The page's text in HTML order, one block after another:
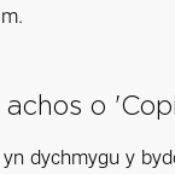
o
dychmygu y